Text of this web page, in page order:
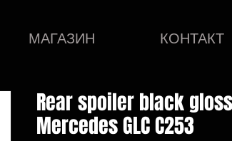
МАГАЗИН КОНТАКТ
Rear spoiler black gloss
Mercedes GLC C253